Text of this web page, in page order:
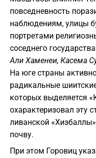
повседневность
наблюдениям, улицы
портретами
соседнего
Али Хаменеи, Касема
На юге страны
радикальные
которых выделяется
охарактеризовал эту
ливанской
почву.
​При этом Горовиц